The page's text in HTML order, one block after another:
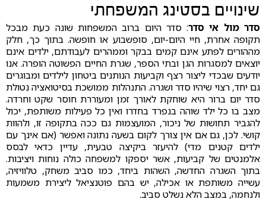
שינויים בסטינג המשפחתי
סדר מול אי סדר: סדר היום ברוב המשפחות שונה כעת מבכל
תקופה אחרת, חיי היום-יום, סופשבוע או חופשה. בתוך כך, חלק
מההורים לפתע אינם קמים בבקר וממהרים לעבודתם, ילדים אינם
יוצאים למסגרות הגן ובתי הספר, שגרת החיים הפשוטה הופרה. אנו
יודעים שבכדי ליצור רצף וקביעות הנותנים ביטחון לילדים ומבוגרים
גם יחד, רצוי שיהיו סדר ושגרה. התנהלות ממושכת בסיטואציה נטולת
סדר יום ברור היא שוחקת לאורך זמן ומעוררת חוסר שקט וחרדה.
מצב בו כל ילד שוהה בנפרד בחדרו ואין כל פעילות משותפת, יכול
להגביר תחושות של ניכור, המועצמות גם ככה בתקופה זו, ולהוות
קושי. לכן, גם אם אין צורך לקום בשעה נתונה ואפשר (אם אינך עם
ילדים קטנים מדי) להיעזר ביקיצה טבעית, עדיין כדאי לבסס
אלמנטים של קביעות, אשר יספקו למשפחה כולה נוחות ויציבות.
בתוך השגרה החדשה, השהות ביחד, כמו סביב משחק, טלוויזיה,
עשייה משותפת או אכילה, יש בהם פוטנציאל ליצירת משמעות
ולנחמה, במצב הלא נשלט סביב.